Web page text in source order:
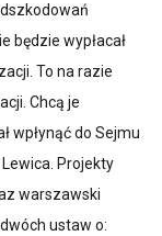
będzie wypłacał
To na razie
Chcą je
wpłynąć do Sejmu
Projekty
warszawski
ustaw o: